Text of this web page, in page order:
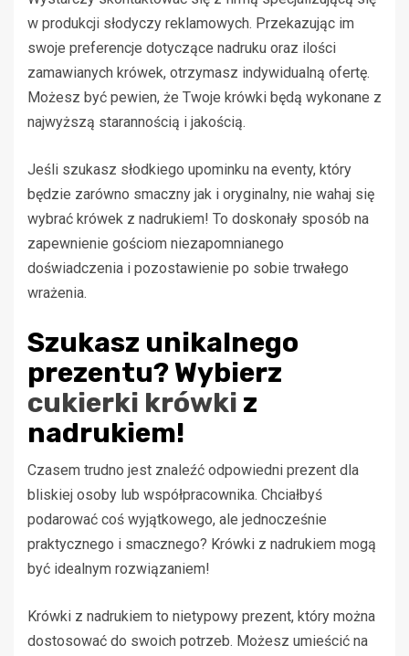
w produkcji słodyczy reklamowych. Przekazując im
swoje preferencje dotyczące nadruku oraz ilości
zamawianych krówek, otrzymasz indywidualną ofertę.
Możesz być pewien, że Twoje krówki będą wykonane z
najwyższą starannością i jakością.
Jeśli szukasz słodkiego upominku na eventy, który
będzie zarówno smaczny jak i oryginalny, nie wahaj się
wybrać krówek z nadrukiem! To doskonały sposób na
zapewnienie gościom niezapomnianego
doświadczenia i pozostawienie po sobie trwałego
wrażenia.
Szukasz unikalnego
prezentu? Wybierz
cukierki krówki z
nadrukiem!
Czasem trudno jest znaleźć odpowiedni prezent dla
bliskiej osoby lub współpracownika. Chciałbyś
podarować coś wyjątkowego, ale jednocześnie
praktycznego i smacznego? Krówki z nadrukiem mogą
być idealnym rozwiązaniem!
Krówki z nadrukiem to nietypowy prezent, który można
dostosować do swoich potrzeb. Możesz umieścić na